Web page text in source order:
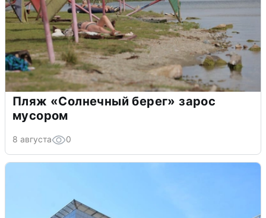
Пляж «Солнечный берег» зарос
мусором
8 августа 0